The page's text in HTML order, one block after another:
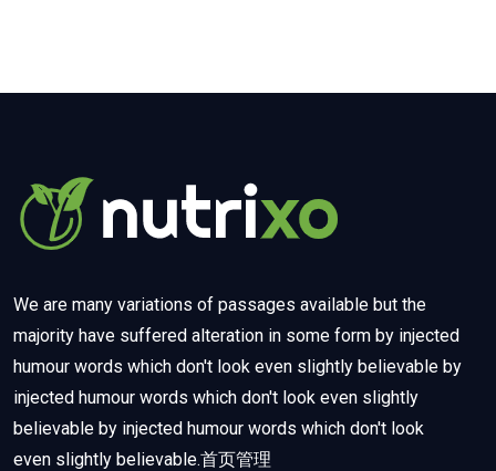
We are many variations of passages available but the
majority have suffered alteration in some form by injected
humour words which don't look even slightly believable by
injected humour words which don't look even slightly
believable by injected humour words which don't look
even slightly believable.首页管理